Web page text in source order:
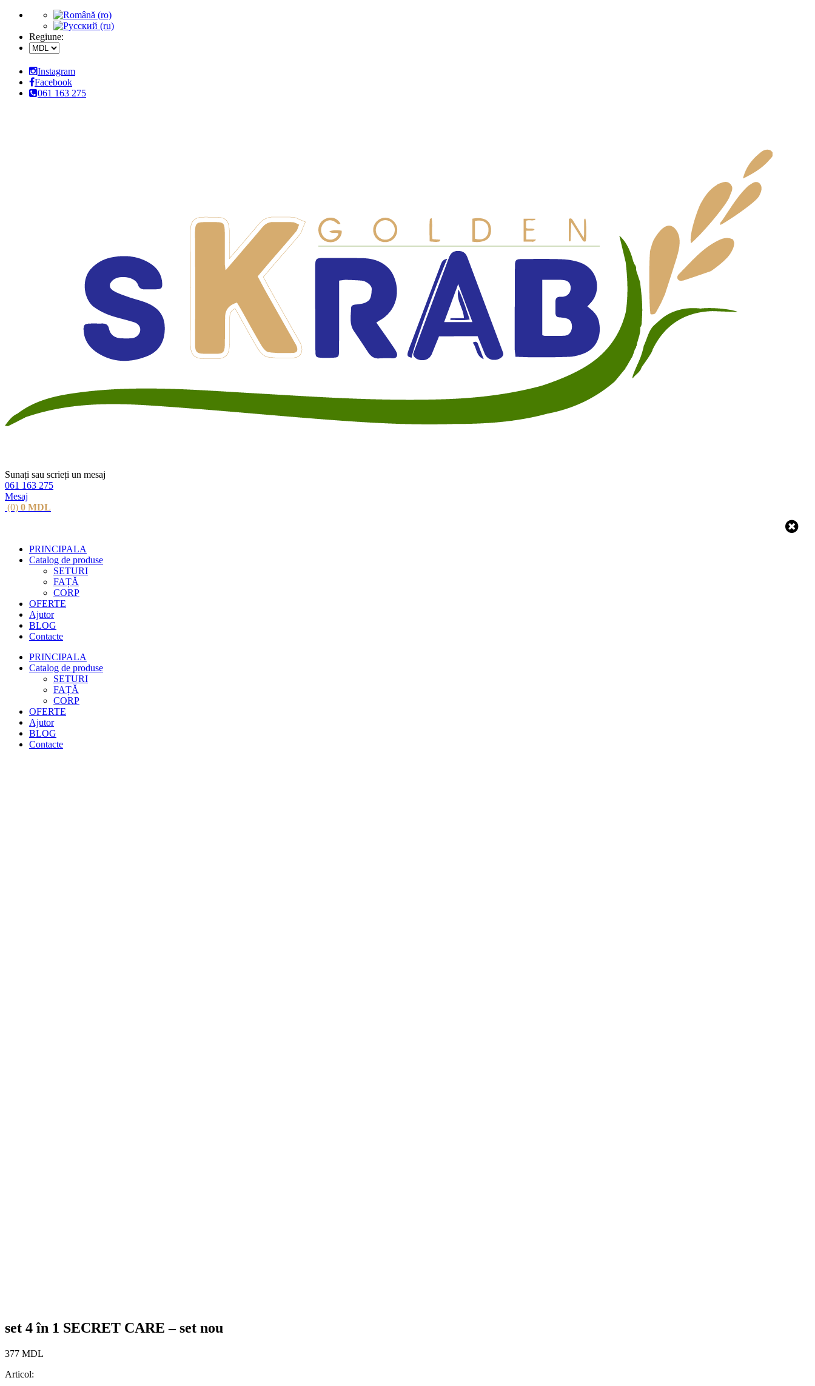
Regiune:
Instagram
Facebook
061 163 275
Sunați sau scrieți un mesaj
061 163 275
Mesaj
(0) 0 MDL
PRINCIPALA
Catalog de produse
SETURI
FAȚĂ
CORP
OFERTE
Ajutor
BLOG
Contacte
PRINCIPALA
Catalog de produse
SETURI
FAȚĂ
CORP
OFERTE
Ajutor
BLOG
Contacte
set 4 în 1 SECRET CARE – set nou
377 MDL
Articol: